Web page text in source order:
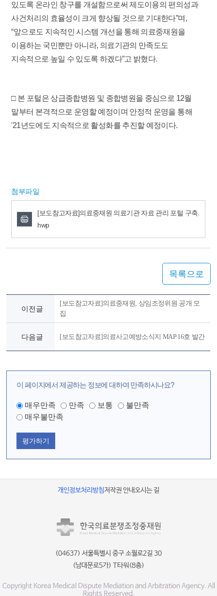
있도록 온라인 창구를 개설함으로써 제도이용의 편의성과
사건처리의 효율성이 크게 향상될 것으로 기대한다”며,
“앞으로도 지속적인 시스템 개선을 통해 의료중재원을
이용하는 국민뿐만 아니라, 의료기관의 만족도도
지속적으로 높일 수 있도록 하겠다”고 밝혔다.
□본 포털은 상급종합병원 및 종합병원을 중심으로 12월
말부터 본격적으로 운영할 예정이며 안정적 운영을 통해
'21년도에도 지속적으로 활성화를 추진할 예정이다.
첨부파일
[보도참고자료]의료중재원 의료기관 자료 관리 포털 구축.
hwp
목록으로
이전글
[보도참고자료]의료중재원, 상임조정위원 공개 모
집
다음글 [보도참고자료]의료사고예방소식지 MAP 16호 발간
이 페이지에서 제공하는 정보에 대하여 만족하시나요?
매우만족 만족 보통
불만족
매우불만족
평가하기
개인정보처리방침저작권 안내오시는 길
(04637) 서울특별시 중구 소월로2길 30
(남대문로5가) T타워(8층)
Copyright Korea Medical Dispute Mediation and Arbitration Agency. All
Rights Reserved.